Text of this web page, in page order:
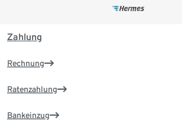
Zahlung
Rechnung
Ratenzahlung
Bankeinzug